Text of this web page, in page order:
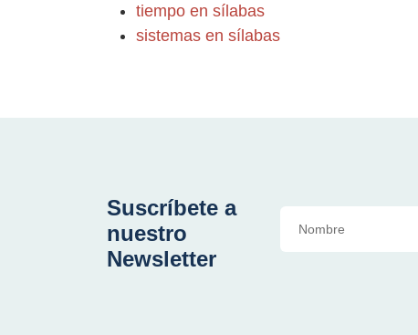
tiempo en sílabas
sistemas en sílabas
Suscríbete a
nuestro
Newsletter